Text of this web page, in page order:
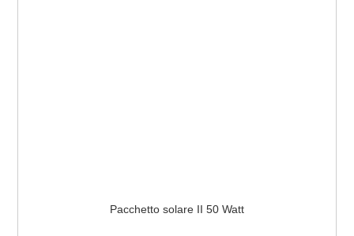
Pacchetto solare II 50 Watt